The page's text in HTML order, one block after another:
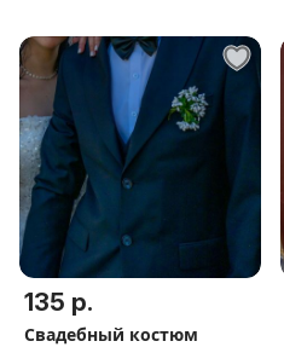
135 р.
Свадебный костюм